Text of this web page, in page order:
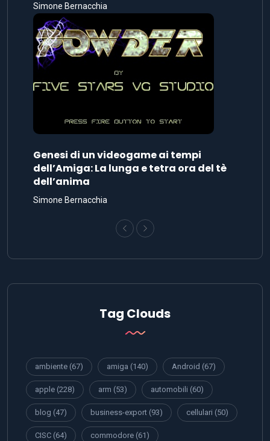
Simone Bernacchia
Genesi di un videogame ai tempi
dell’Amiga: La lunga e tetra ora del tè
dell’anima
Simone Bernacchia
Tag Clouds
ambiente (67) amiga (140) Android (67)
apple (228) arm (53) automobili (60)
blog (47) business-export (93) cellulari (50)
CISC (64) commodore (61)